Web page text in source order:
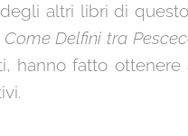
altri libri di
Come Delfini tra
hanno fatto